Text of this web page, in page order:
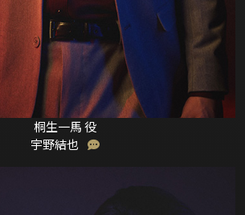
桐生一馬 役
宇野結也